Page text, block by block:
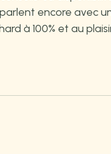
encore avec
à 100% et au